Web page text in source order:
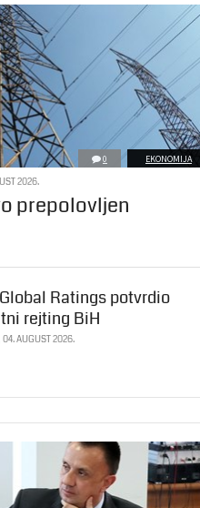
0 EKONOMIJA
2026.
prepolovljen
Ratings potvrdio
rejting BiH
04. AUGUST 2026.